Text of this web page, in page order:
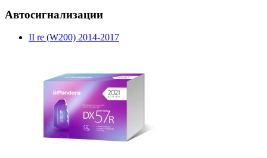
Автосигнализации
II re (W200) 2014-2017